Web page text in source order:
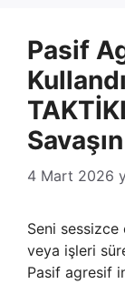
Pasif
4 Mart 2026
Seni
veya işleri
Pasif agresif